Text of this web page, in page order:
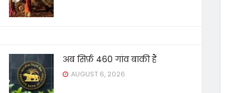
अब सिर्फ़ 460 गांव बाकी हैं
AUGUST 6, 2026